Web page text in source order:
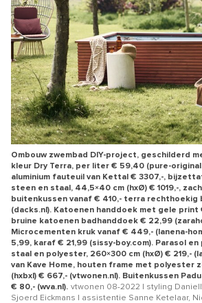
Ombouw zwembad DIY-project, geschilderd
kleur Dry Terra, per liter € 59,40 (pure-
aluminium fauteuil van Kettal € 3307,-,
steen en staal, 44,5×40 cm (hxØ) € 1019,-,
buitenkussen vanaf € 410,- terra rechthoekig
(dacks.nl). Katoenen handdoek met gele
bruine katoenen badhanddoek € 22,99
Microcementen kruk vanaf € 449,- (lanena-
5,99, karaf € 21,99 (sissy-boy.com). Parasol
staal en polyester, 260×300 cm (hxØ) € 219,-
van Kave Home, houten frame met polyester
(hxbxl) € 667,- (vtwonen.nl). Buitenkussen
€ 80,- (wva.nl). vtwonen 08-2022 | styling
Sjoerd Eickmans | assistentie Sanne Ketelaar,